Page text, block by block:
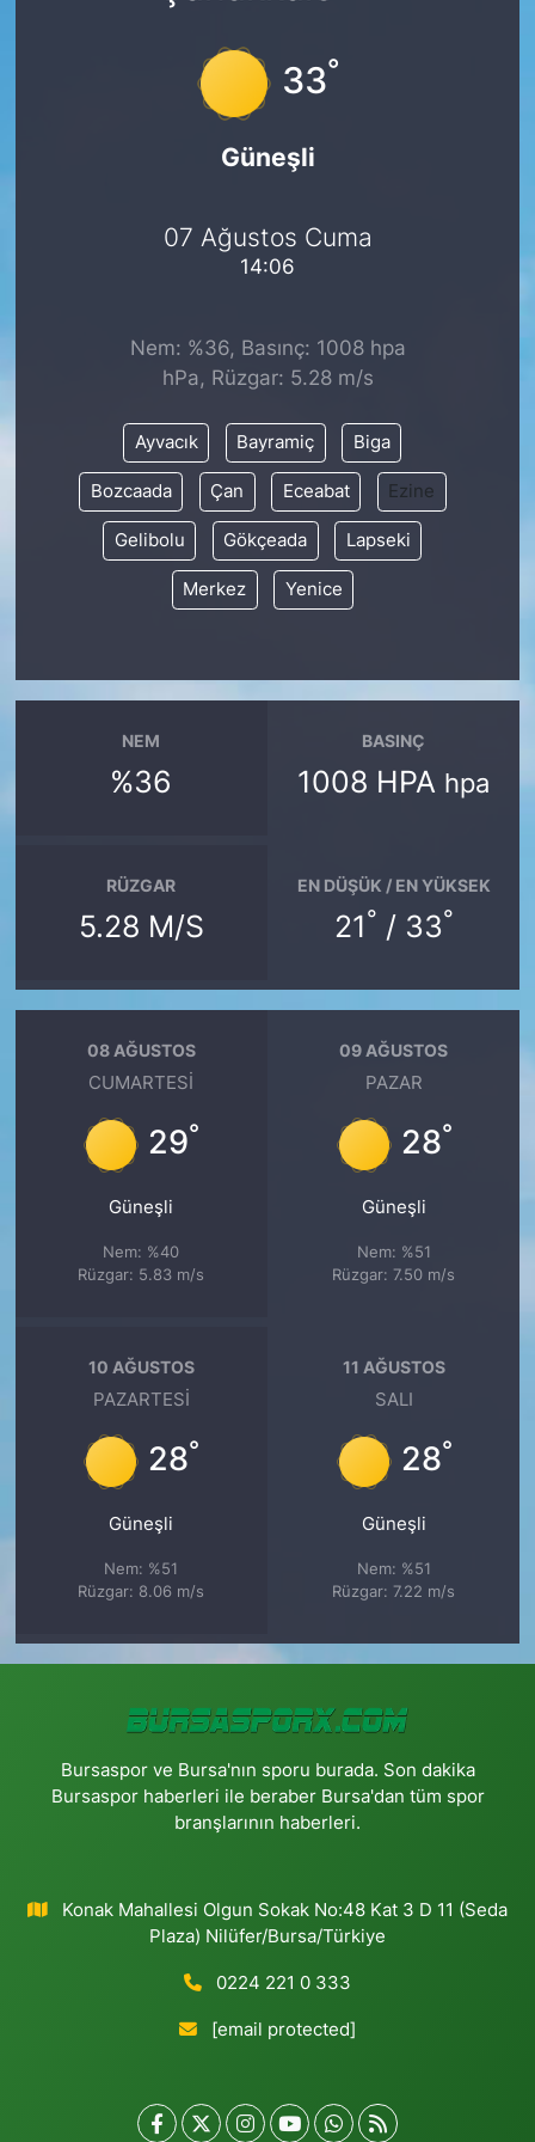
33°
Güneşli
07 Ağustos Cuma
14:06
Nem: %36, Basınç: 1008 hpa
hPa, Rüzgar: 5.28 m/s
Ayvacık Bayramiç Biga
Bozcaada Çan Eceabat Ezine
Gelibolu Gökçeada Lapseki
Merkez Yenice
NEM
%36
BASINÇ
1008 HPA hpa
RÜZGAR
5.28 M/S
EN DÜŞÜK / EN YÜKSEK
21° / 33°
08 AĞUSTOS
CUMARTESI
29°
Güneşli
Nem: %40
Rüzgar: 5.83 m/s
09 AĞUSTOS
PAZAR
28°
Güneşli
Nem: %51
Rüzgar: 7.50 m/s
10 AĞUSTOS
PAZARTESI
28°
Güneşli
Nem: %51
Rüzgar: 8.06 m/s
11 AĞUSTOS
SALI
28°
Güneşli
Nem: %51
Rüzgar: 7.22 m/s
Bursaspor ve Bursa'nın sporu burada. Son dakika
Bursaspor haberleri ile beraber Bursa'dan tüm spor
branşlarının haberleri.
Konak Mahallesi Olgun Sokak No:48 Kat 3 D 11 (Seda
Plaza) Nilüfer/Bursa/Türkiye
0224 221 0 333
[email protected]